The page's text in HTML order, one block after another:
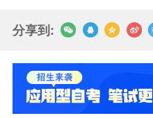
分享到: